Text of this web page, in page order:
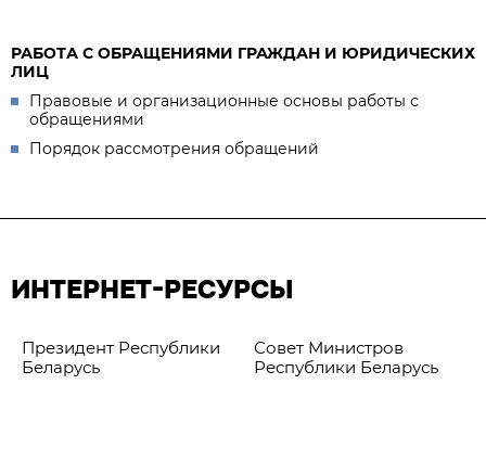
РАБОТА С ОБРАЩЕНИЯМИ ГРАЖДАН И ЮРИДИЧЕСКИХ
ЛИЦ
Правовые и организационные основы работы с
обращениями
Порядок рассмотрения обращений
ИНТЕРНЕТ-РЕСУРСЫ
Президент Республики
Беларусь
Совет Министров
Республики Беларусь